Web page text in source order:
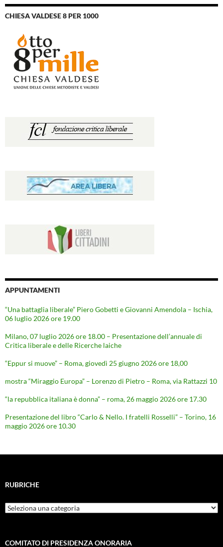
CHIESA VALDESE 8 PER 1000
APPUNTAMENTI
“Una battaglia liberale” Piero Gobetti e Giovanni Amendola – Ischia,
06 luglio 2026 ore 19.00
Milano, 07 luglio 2026 ore 18.00 – Presentazione dell’annuale di
Critica liberale e delle Ricerche laiche
“Eppur si muove” – Roma, giovedì 25 giugno 2026 ore 18,00
mostra “Miraggio Europa” – Lorenzo di Pietro – Roma, via Rattazzi 10
“la repubblica italiana è donna” – roma, 26 maggio 2026 ore 17.30
Presentazione del libro “Carlo & Nello. I fratelli Rosselli” – Torino, 16
maggio 2026 ore 10.30
RUBRICHE
Rubriche
COMITATO DI PRESIDENZA ONORARIA